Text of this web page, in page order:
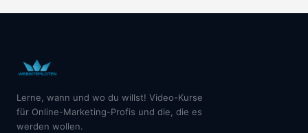
Lerne, wann und wo du willst! Video-Kurse
für Online-Marketing-Profis und die, die es
werden wollen.